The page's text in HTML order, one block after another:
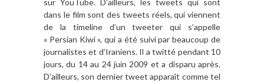
dans le film sont des tweets réels, qui viennent
de la timeline d’un tweeter qui s’appelle
« Persian Kiwi », qui a été suivi par beaucoup de
journalistes et d’Iraniens. Il a twitté pendant 10
jours, du 14 au 24 juin 2009 et a disparu après.
D’ailleurs, son dernier tweet apparaît comme tel